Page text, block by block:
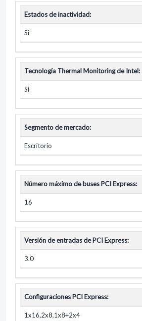
Estados de inactividad:
Si
Tecnología Thermal Monitoring de Intel:
Si
Segmento de mercado:
Escritorio
Número máximo de buses PCI Express:
16
Versión de entradas de PCI Express:
3.0
Configuraciones PCI Express:
1x16,2x8,1x8+2x4